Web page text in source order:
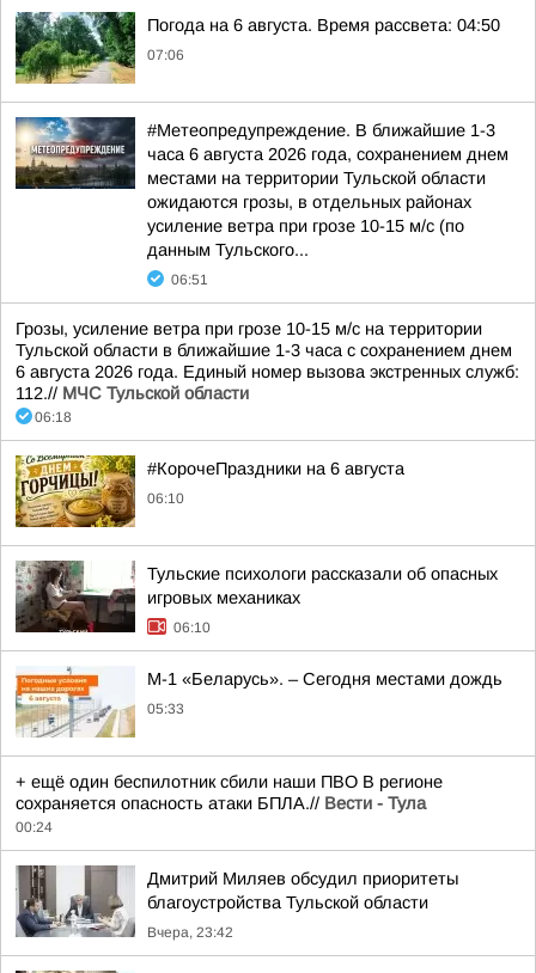
Погода на 6 августа. Время рассвета: 04:50
07:06
#Метеопредупреждение. В ближайшие 1-3
часа 6 августа 2026 года, сохранением днем
местами на территории Тульской области
ожидаются грозы, в отдельных районах
усиление ветра при грозе 10-15 м/с (по
данным Тульского...
06:51
Грозы, усиление ветра при грозе 10-15 м/с на территории
Тульской области в ближайшие 1-3 часа с сохранением днем
6 августа 2026 года. Единый номер вызова экстренных служб:
112.// МЧС Тульской области
06:18
#КорочеПраздники на 6 августа
06:10
Тульские психологи рассказали об опасных
игровых механиках
06:10
М-1 «Беларусь». – Сегодня местами дождь
05:33
+ ещё один беспилотник сбили наши ПВО В регионе
сохраняется опасность атаки БПЛА.// Вести - Тула
00:24
Дмитрий Миляев обсудил приоритеты
благоустройства Тульской области
Вчера, 23:42